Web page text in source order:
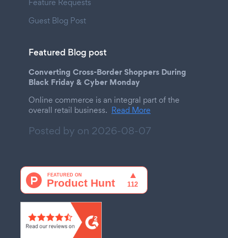
Feature Requests
Guest Blog Post
Featured Blog post
Converting Cross-Border Shoppers During
Black Friday & Cyber Monday
Online commerce is an integral part of the
overall retail business. Read More
Posted by on 2026-08-07